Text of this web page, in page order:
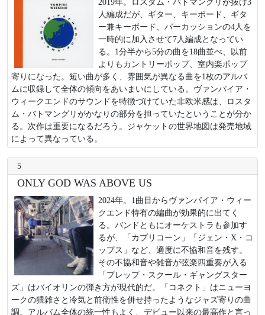
2019年。ロスタム・バトマングリが抜け3
人編成だが、ギター、キーボード、ギタ
ー兼キーボード、パーカッションの4人を
一時的に加入させて7人編成となってい
る。1分半から5分の曲を18曲並べ、以前
よりもカントリーポップ、室内楽ポップ
寄りになった。短い曲が多く、雰囲気が異なる曲を1枚のアルバ
ムに収録して全体の傾向をあいまいにしている。ヴァンパイア・
ウィークエンドのサウンドを特徴づけていた非欧米感は、ロスタ
ム・バトマングリがかなりの部分を担っていたということが分か
る。次作は重要になるだろう。ジャケットの世界地図は発売地域
によって異なっている。
5
ONLY GOD WAS ABOVE US
2024年。1曲目からヴァンパイア・ウィー
クエンド特有の編曲が効果的に出てく
る。バンドともにオーケストラも参加す
るが、「カプリコーン」「ジェン・X・コ
ップス」など、適度に不協和音を残す。
その不協和音や雑音が弦楽四重奏が入る
「プレップ・スクール・ギャングスター
ズ」はバイオリンの弾き方が現代的だ。「コネクト」はニューヨ
ークの猥雑さと冷気と前衛性を併せ持ったようなジャズ寄りの曲
調。アルバム全体の統一性もよく、デビュー以来の最高作と言っ